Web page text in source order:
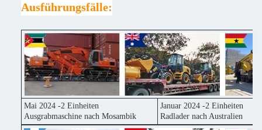
Ausführungsfälle:
Mai 2024 -2 Einheiten
Ausgrabmaschine nach Mosambik
Januar 2024 -2 Einheiten
Radlader nach Australien